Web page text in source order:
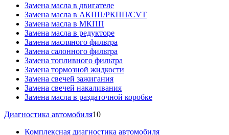
Замена масла в двигателе
Замена масла в АКПП/РКПП/CVT
Замена масла в МКПП
Замена масла в редукторе
Замена масляного фильтра
Замена салонного фильтра
Замена топливного фильтра
Замена тормозной жидкости
Замена свечей зажигания
Замена свечей накаливания
Замена масла в раздаточной коробке
Диагностика автомобиля10
Комплексная диагностика автомобиля